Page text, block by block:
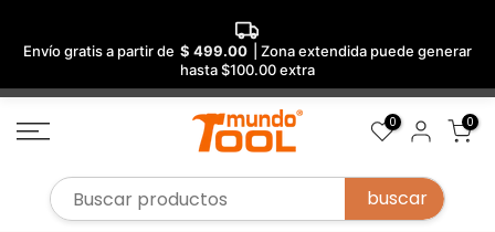
Envío gratis a partir de $ 499.00
| Zona extendida puede generar
hasta $100.00 extra
Saltar
al
0 0